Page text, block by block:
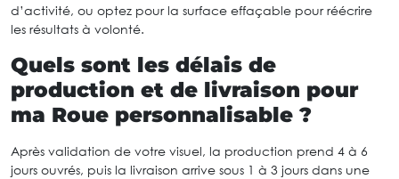
d’activité, ou optez pour la surface effaçable pour réécrire
les résultats à volonté.
Quels sont les délais de
production et de livraison pour
ma Roue personnalisable ?
Après validation de votre visuel, la production prend 4 à 6
jours ouvrés, puis la livraison arrive sous 1 à 3 jours dans une